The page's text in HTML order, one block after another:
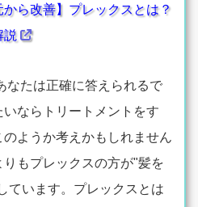
から改善】プレックスとは？
説
なたは正確に答えられるで
ならトリートメントをす
ようか考えかもしれません
もプレックスの方が"髪を
ています。プレックスとは